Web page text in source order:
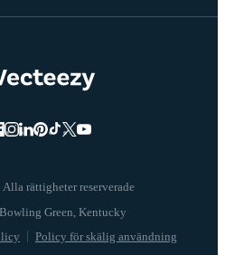
rättigheter reserverade
Policy för skälig användning